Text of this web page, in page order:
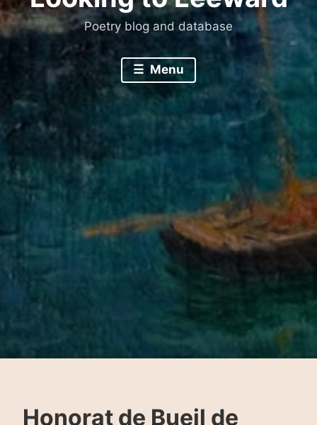
Poetry blog and database
Menu
Honorat de Bueil de